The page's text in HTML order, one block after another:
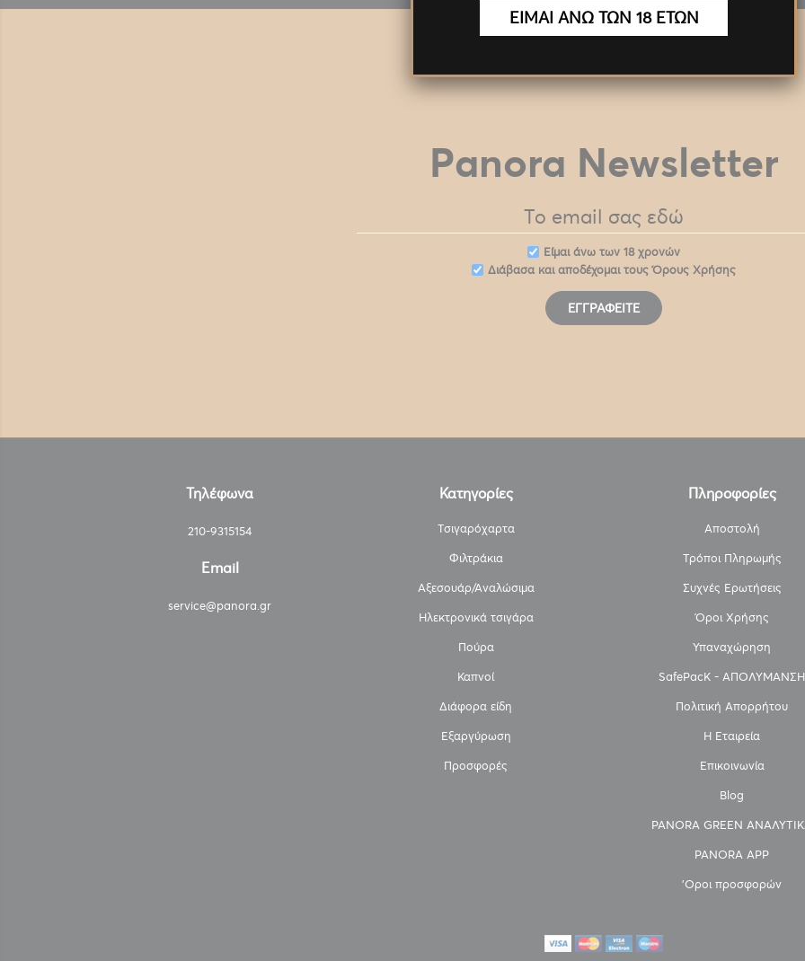
Panora Newsletter
Eίμαι άνω των 18 χρονών
Διάβασα και αποδέχομαι τουςΌρους Χρήσης
ΕΓΓΡΑΦΕΊΤΕ
Τηλέφωνα
210-9315154
Email
service@panora.gr
Κατηγορίες
Τσιγαρόχαρτα
Φιλτράκια
Αξεσουάρ/Αναλώσιμα
Ηλεκτρονικά τσιγάρα
Πούρα
Καπνοί
Διάφορα είδη
Εξαργύρωση
Προσφορές
Πληροφορίες
Αποστολή
Τρόποι Πληρωμής
Συχνές Ερωτήσεις
Όροι Χρήσης
Υπαναχώρηση
SafePacK - ΑΠΟΛΥΜΑΝΣΗ
Πολιτική Απορρήτου
Η Εταιρεία
Επικοινωνία
Blog
PANORA GREEN
PANORA APP
'Οροι προσφορών
ΕΙΜΑΙ ΑΝΩ ΤΩΝ 18 ΕΤΩΝ